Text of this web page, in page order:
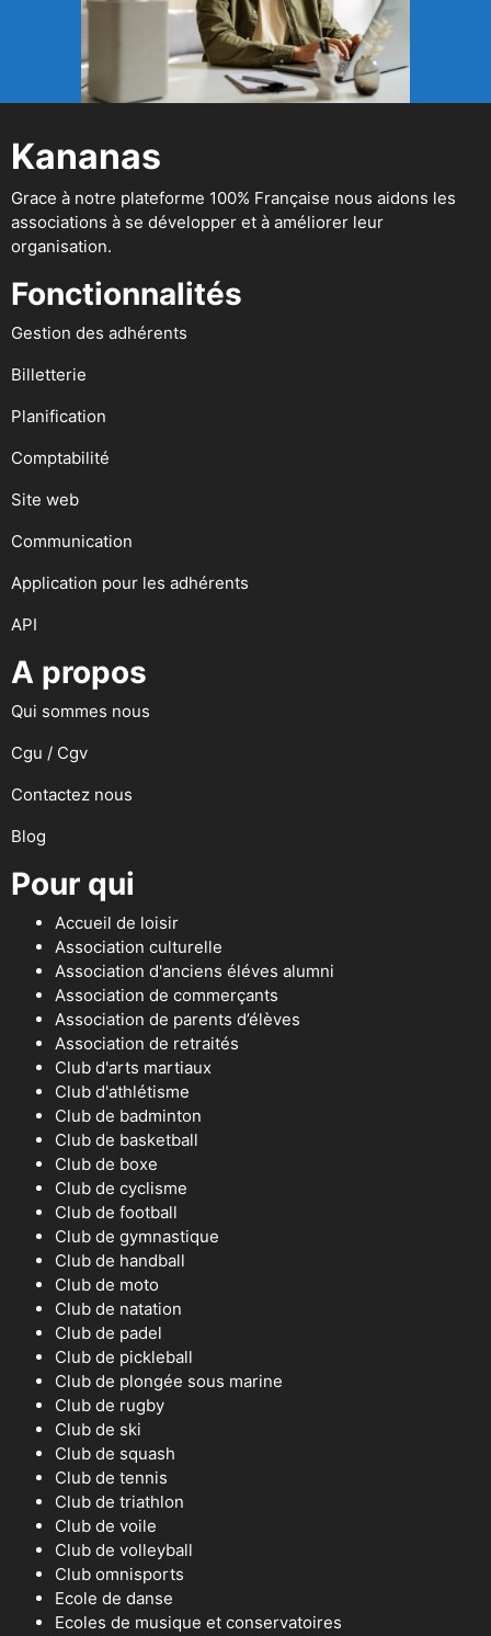
Kananas
Grace à notre plateforme 100% Française nous aidons les
associations à se développer et à améliorer leur
organisation.
Fonctionnalités
Gestion des adhérents
Billetterie
Planification
Comptabilité
Site web
Communication
Application pour les adhérents
API
A propos
Qui sommes nous
Cgu / Cgv
Contactez nous
Blog
Pour qui
Accueil de loisir
Association culturelle
Association d'anciens éléves alumni
Association de commerçants
Association de parents d’élèves
Association de retraités
Club d'arts martiaux
Club d'athlétisme
Club de badminton
Club de basketball
Club de boxe
Club de cyclisme
Club de football
Club de gymnastique
Club de handball
Club de moto
Club de natation
Club de padel
Club de pickleball
Club de plongée sous marine
Club de rugby
Club de ski
Club de squash
Club de tennis
Club de triathlon
Club de voile
Club de volleyball
Club omnisports
Ecole de danse
Ecoles de musique et conservatoires